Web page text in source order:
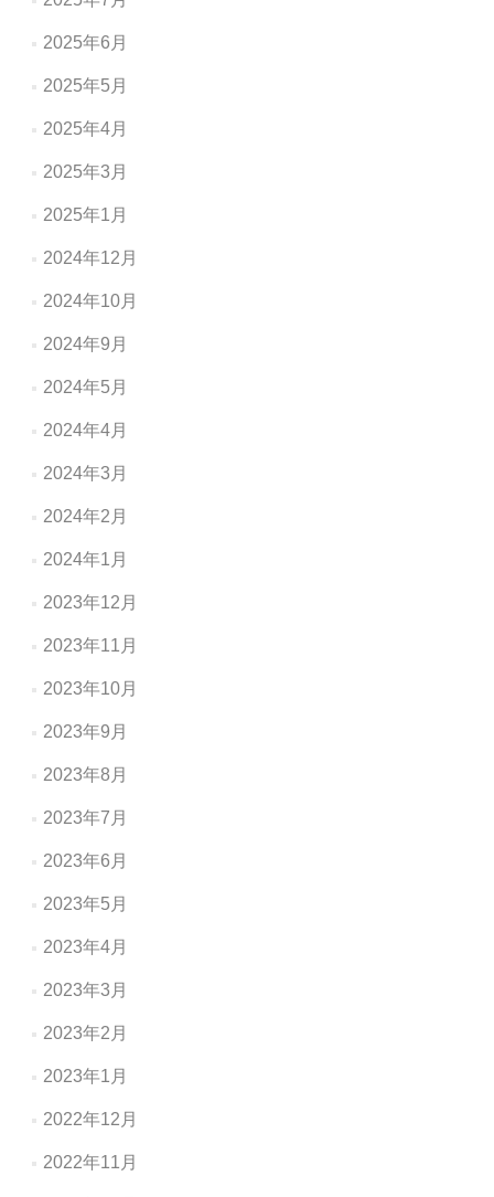
2025年6月
2025年5月
2025年4月
2025年3月
2025年1月
2024年12月
2024年10月
2024年9月
2024年5月
2024年4月
2024年3月
2024年2月
2024年1月
2023年12月
2023年11月
2023年10月
2023年9月
2023年8月
2023年7月
2023年6月
2023年5月
2023年4月
2023年3月
2023年2月
2023年1月
2022年12月
2022年11月